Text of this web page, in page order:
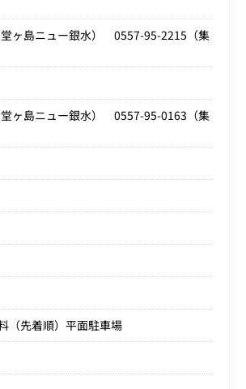
ヶ島ニュー銀水） 0557-95-2215（集
ヶ島ニュー銀水） 0557-95-0163（集
（先着順）平面駐車場